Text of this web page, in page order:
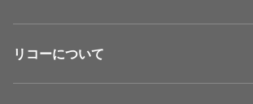
リコーについて